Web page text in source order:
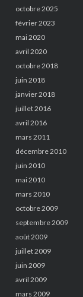
octobre 2025
février 2023
mai 2020
avril 2020
octobre 2018
juin 2018
janvier 2018
juillet 2016
avril 2016
mars 2011
décembre 2010
juin 2010
mai 2010
mars 2010
octobre 2009
septembre 2009
août 2009
juillet 2009
juin 2009
avril 2009
mars 2009